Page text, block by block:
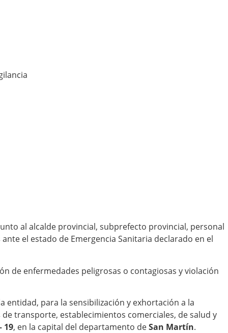
al alcalde provincial, subprefecto provincial, personal
el estado de Emergencia Sanitaria declarado en el
de enfermedades peligrosas o contagiosas y violación
entidad, para la sensibilización y exhortación a la
transporte, establecimientos comerciales, de salud y
19, en la capital del departamento deSan Martín.